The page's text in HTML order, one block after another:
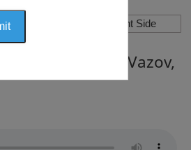
Show/Hide Right Side
și Muzeul Ivan Vazov,